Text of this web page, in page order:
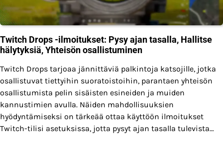
Twitch Drops -ilmoitukset: Pysy ajan tasalla, Hallitse
hälytyksiä, Yhteisön osallistuminen
Twitch Drops tarjoaa jännittäviä palkintoja katsojille, jotka
osallistuvat tiettyihin suoratoistoihin, parantaen yhteisön
osallistumista pelin sisäisten esineiden ja muiden
kannustimien avulla. Näiden mahdollisuuksien
hyödyntämiseksi on tärkeää ottaa käyttöön ilmoitukset
Twitch-tilisi asetuksissa, jotta pysyt ajan tasalla tulevista…